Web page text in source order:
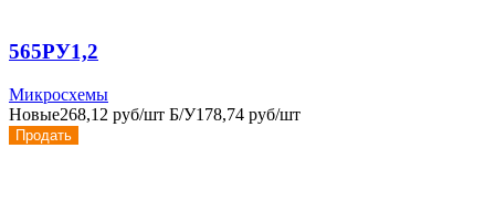
565РУ1,2
Микросхемы
Новые268,12 руб/шт Б/У178,74 руб/шт
Продать